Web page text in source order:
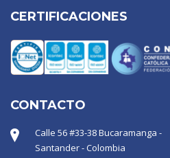
CERTIFICACIONES
CONTACTO
Calle 56 #33-38 Bucaramanga -
Santander - Colombia